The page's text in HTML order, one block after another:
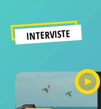
INTERVISTE